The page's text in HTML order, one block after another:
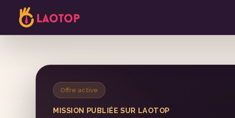
Offre active
MISSION PUBLIÉE SUR LAOTOP